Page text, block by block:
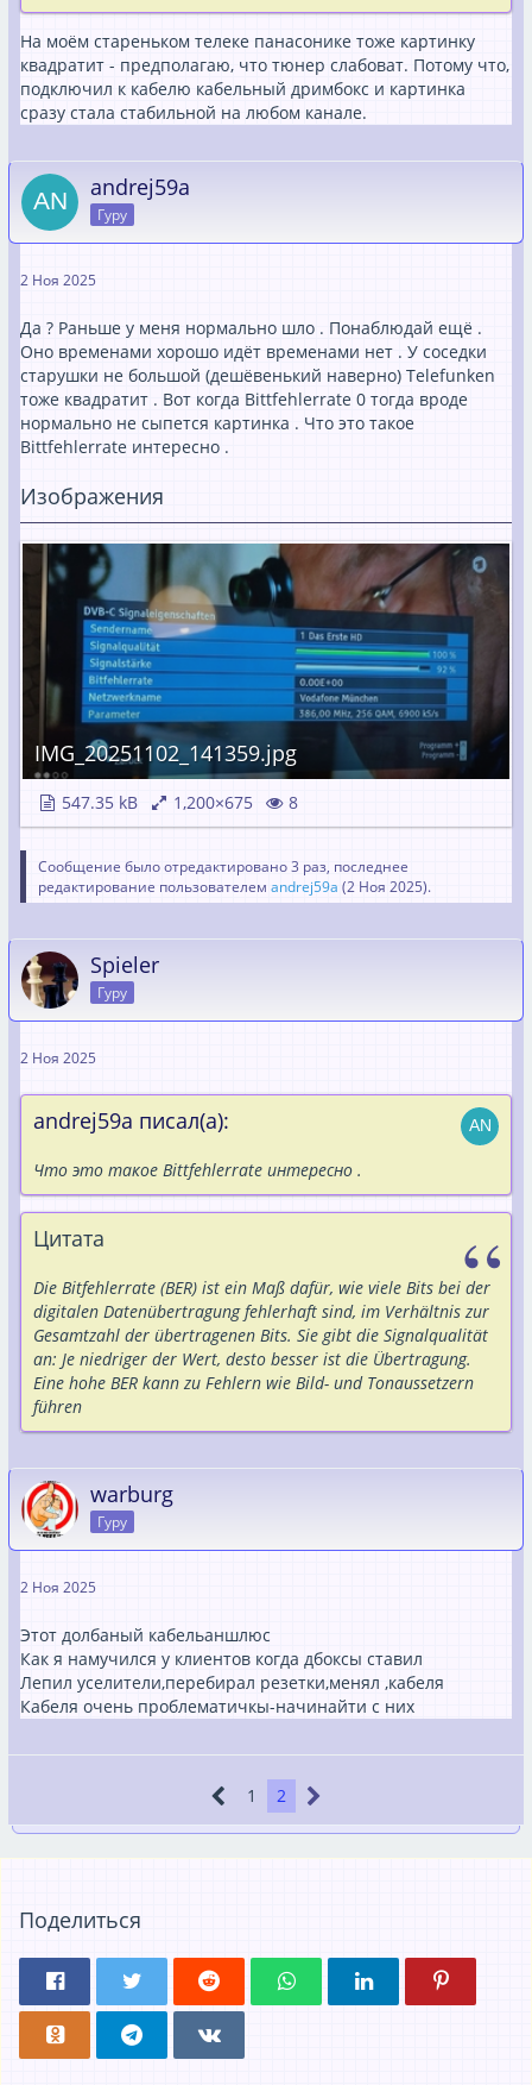
На моём стареньком телеке панасонике тоже картинку
квадратит - предполагаю, что тюнер слабоват. Потому что,
подключил к кабелю кабельный дримбокс и картинка
сразу стала стабильной на любом канале.
andrej59a
Гуру
2 Ноя 2025
Да ? Раньше у меня нормально шло . Понаблюдай ещё .
Оно временами хорошо идёт временами нет . У соседки
старушки не большой (дешёвенький наверно) Telefunken
тоже квадратит . Вот когда Bittfehlerrate 0 тогда вроде
нормально не сыпется картинка . Что это такое
Bittfehlerrate интересно .
Изображения
IMG_20251102_141359.jpg
547.35 kB 1,200×675 8
Сообщение было отредактировано 3 раз, последнее
редактирование пользователем andrej59a (2 Ноя 2025).
Spieler
Гуру
2 Ноя 2025
andrej59a писал(а):
Что это такое Bittfehlerrate интересно .
Цитата
Die Bitfehlerrate (BER) ist ein Maß dafür, wie viele Bits bei der
digitalen Datenübertragung fehlerhaft sind, im Verhältnis zur
Gesamtzahl der übertragenen Bits. Sie gibt die Signalqualität
an: Je niedriger der Wert, desto besser ist die Übertragung.
Eine hohe BER kann zu Fehlern wie Bild- und Tonaussetzern
führen
warburg
Гуру
2 Ноя 2025
Этот долбаный кабельаншлюс
Как я намучился у клиентов когда дбоксы ставил
Лепил уселители,перебирал резетки,менял ,кабеля
Кабеля очень проблематичкы-начинайти с них
1 2
Поделиться